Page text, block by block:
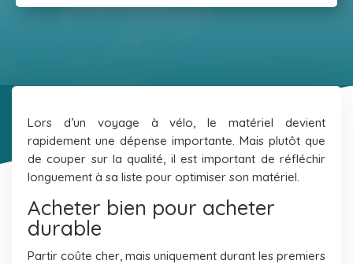
Lors d’un voyage à vélo, le matériel devient
rapidement une dépense importante. Mais plutôt que
de couper sur la qualité, il est important de réfléchir
longuement à sa liste pour optimiser son matériel.
Acheter bien pour acheter
durable
Partir coûte cher, mais uniquement durant les premiers